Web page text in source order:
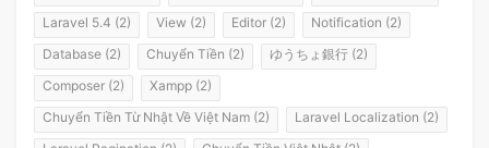
Laravel 5.4 (2)
View (2) Editor (2)
Notification (2)
Database (2)
Chuyển Tiền (2)
ゆうちょ銀行 (2)
Composer (2)
Xampp (2)
Chuyển Tiền Từ Nhật Về Việt Nam (2)
Laravel Localization (2)